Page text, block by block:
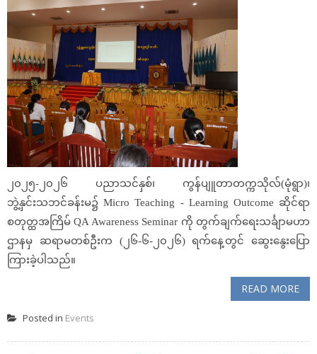
၂၀၂၅-၂၀၂၆ ပညာသင်နှစ်၊ ကွန်ပျူတာတက္ကသိုလ်(မုံရွာ)၊
ဘွဲ့နှင်းသဘင်ခန်းမ၌ Micro Teaching - Learning Outcome ဆိုင်ရာ
စတုတ္ထအကြိမ် QA Awareness Seminar ကို တွက်ချက်ရေးသင်္ချာမဟာ
ဌာနမှ ဆရာမတစ်ဦးက (၂၆-၆-၂၀၂၆) ရက်နေ့တွင် ဆွေးနွေးပြော
ကြားခဲ့ပါသည်။
READ MORE
Posted in Events